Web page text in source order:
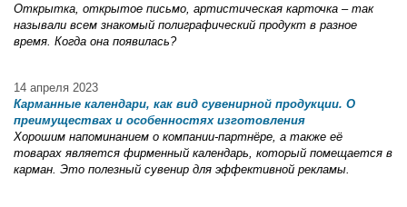
Открытка, открытое письмо, артистическая карточка – так
называли всем знакомый полиграфический продукт в разное
время. Когда она появилась?
14 апреля 2023
Карманные календари, как вид сувенирной продукции. О
преимуществах и особенностях изготовления
Хорошим напоминанием о компании-партнёре, а также её
товарах является фирменный календарь, который помещается в
карман. Это полезный сувенир для эффективной рекламы.